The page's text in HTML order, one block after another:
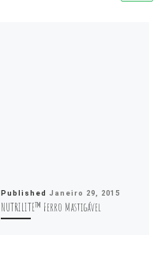
Published Janeiro 29, 2015
NUTRILITE™ Ferro Mastigável